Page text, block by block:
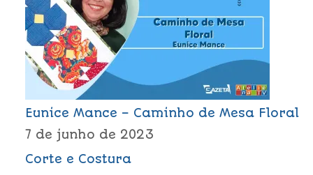
Eunice Mance – Caminho de Mesa Floral
7 de junho de 2023
Corte e Costura